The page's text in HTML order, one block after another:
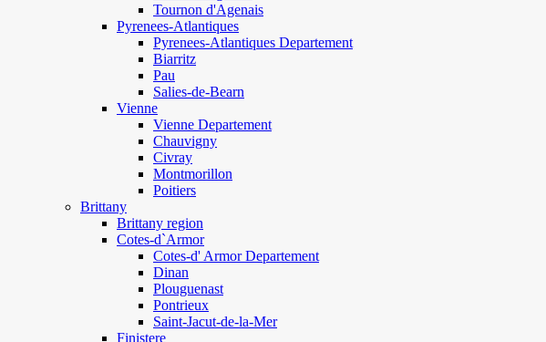
Tournon d'Agenais
Pyrenees-Atlantiques
Pyrenees-Atlantiques Departement
Biarritz
Pau
Salies-de-Bearn
Vienne
Vienne Departement
Chauvigny
Civray
Montmorillon
Poitiers
Brittany
Brittany region
Cotes-d`Armor
Cotes-d' Armor Departement
Dinan
Plouguenast
Pontrieux
Saint-Jacut-de-la-Mer
Finistere